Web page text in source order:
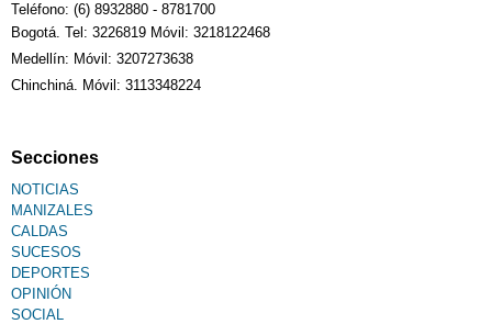
Teléfono: (6) 8932880 - 8781700
Bogotá. Tel: 3226819 Móvil: 3218122468
Medellín: Móvil: 3207273638
Chinchiná. Móvil: 3113348224
Secciones
NOTICIAS
MANIZALES
CALDAS
SUCESOS
DEPORTES
OPINIÓN
SOCIAL